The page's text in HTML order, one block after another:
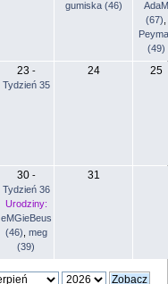
gumiska (46)
AdaM
(67)
(49)
23 -
Tydzień 35
24 25
30-
Tydzień 36
Urodziny:
eMGieBeus
(46) meg
(39)
31